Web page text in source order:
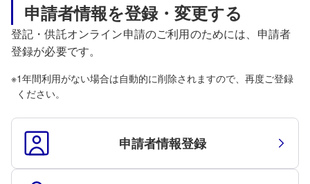
申請者情報を登録・変更する
登記・供託オンライン申請のご利用のためには、申請者
登録が必要です。
※1年間利用がない場合は自動的に削除されますので、再度ご登録
ください。
申請者情報登録